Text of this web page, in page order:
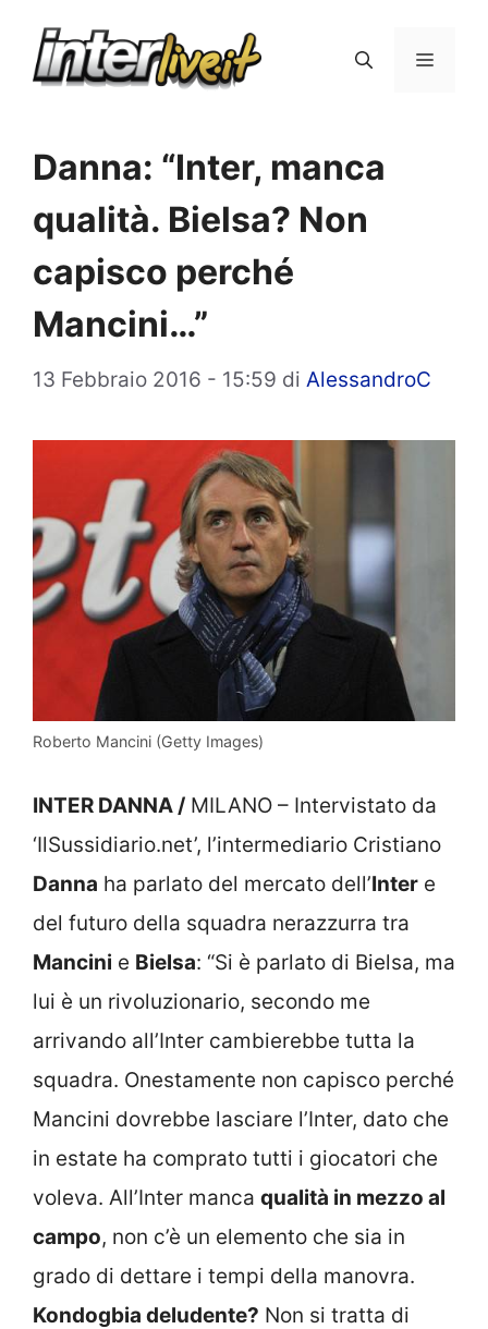
Menu
Danna: “Inter, manca
qualità. Bielsa? Non
capisco perché
Mancini…”
13 Febbraio 2016 - 15:59 di AlessandroC
Roberto Mancini (Getty Images)
INTER DANNA / MILANO – Intervistato da
‘IlSussidiario.net’, l’intermediario Cristiano
Danna ha parlato del mercato dell’Inter e
del futuro della squadra nerazzurra tra
Mancini e Bielsa: “Si è parlato di Bielsa, ma
lui è un rivoluzionario, secondo me
arrivando all’Inter cambierebbe tutta la
squadra. Onestamente non capisco perché
Mancini dovrebbe lasciare l’Inter, dato che
in estate ha comprato tutti i giocatori che
voleva. All’Inter manca qualità in mezzo al
campo, non c’è un elemento che sia in
grado di dettare i tempi della manovra.
Kondogbia deludente? Non si tratta di